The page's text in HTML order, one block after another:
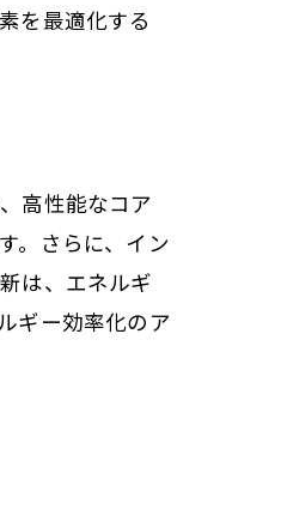
を最適化する
高性能なコア
。さらに、イン
は、エネルギ
ギー効率化のア